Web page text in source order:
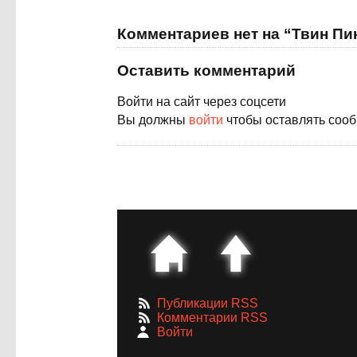
Комментариев нет на “Твин
Оставить комментарий
Войти на сайт через соцсети
Вы должны войти чтобы оставлять
Публикации RSS
Комментарии RSS
Войти